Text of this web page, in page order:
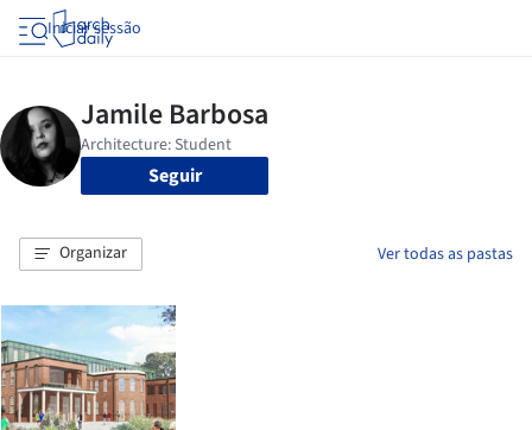
Iniciar sessão
Seguir
Organizar Ver todas as pastas